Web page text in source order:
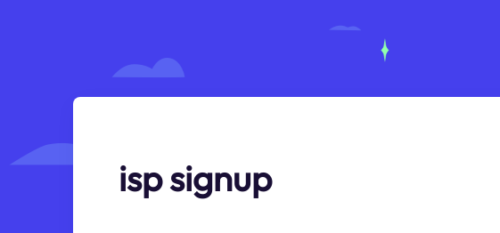
isp signup